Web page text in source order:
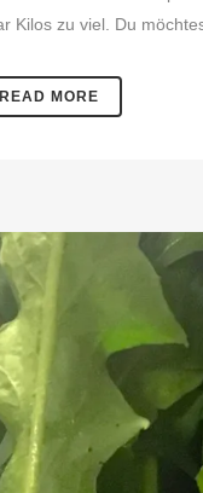
Kilos zu viel. Du
READ MORE